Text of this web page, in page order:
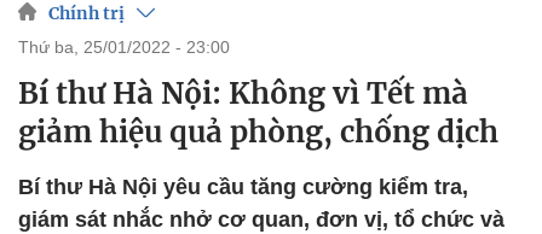
Chính trị
thứ ba, 25/01/2022 - 23:00
Bí thư Hà Nội: Không vì Tết mà
giảm hiệu quả phòng, chống dịch
Bí thư Hà Nội yêu cầu tăng cường kiểm tra,
giám sát nhắc nhở cơ quan, đơn vị, tổ chức và